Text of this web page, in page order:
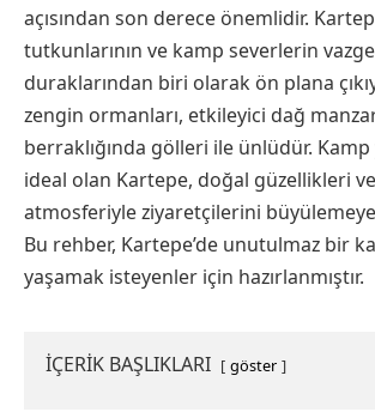
açısından son derece önemlidir.
tutkunlarının ve kamp severlerin
duraklarından biri olarak ön plana
zengin ormanları, etkileyici dağ
berraklığında gölleri ile ünlüdür.
ideal olan Kartepe, doğal güzellikleri
atmosferiyle ziyaretçilerini
Bu rehber, Kartepe’de unutulmaz bir
yaşamak isteyenler için hazırlanmıştır.
İÇERİK BAŞLIKLARI göster